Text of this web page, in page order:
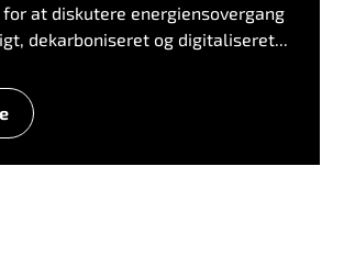
for at diskutere energiensovergang
dekarboniseret og digitaliseret...